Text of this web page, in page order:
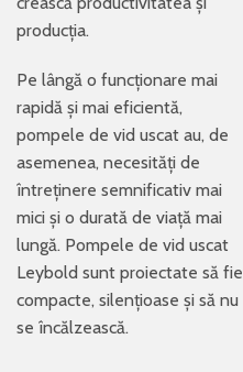
producția.
Pe lângă o funcționare mai
rapidă și mai eficientă,
pompele de vid uscat au, de
asemenea, necesități de
întreținere semnificativ mai
mici și o durată de viață mai
lungă. Pompele de vid uscat
Leybold sunt proiectate să fie
compacte, silențioase și să nu
se încălzească.